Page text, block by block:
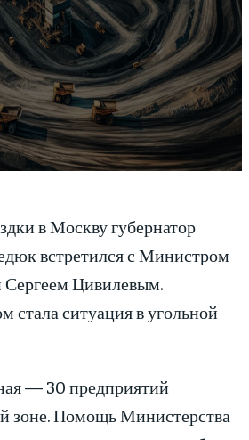
в Москву губернатор
встретился с Министром
Сергеем Цивилевым.
стала ситуация в угольной
— 30 предприятий
зоне. Помощь Министерства